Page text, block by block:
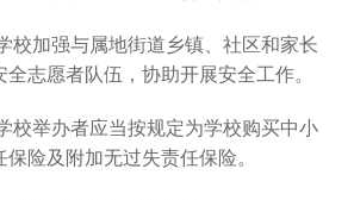
加强与属地街道乡镇、社区和家长
志愿者队伍，协助开展安全工作。
举办者应当按规定为学校购买中小
险及附加无过失责任保险。